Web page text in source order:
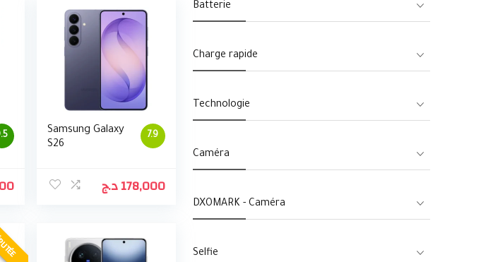
7.9
Samsung Galaxy
S26
178,000د.ج
Batterie
Charge rapide
Technologie
Caméra
DXOMARK - Caméra
Selfie